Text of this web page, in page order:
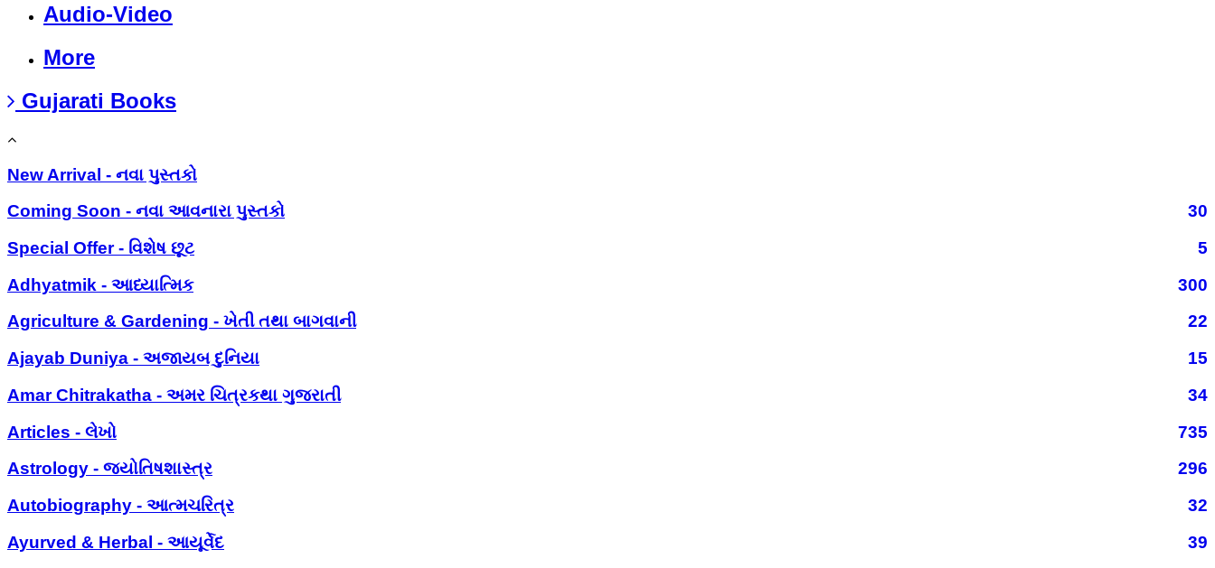
Audio-Video
More
Gujarati Books
New Arrival - નવા પુસ્તકો
Coming Soon - નવા આવનારા પુસ્તકો
30
Special Offer - વિશેષ છૂટ
5
Adhyatmik - આધ્યાત્મિક
300
Agriculture & Gardening - ખેતી તથા બાગવાની
22
Ajayab Duniya - અજાયબ દુનિયા
15
Amar Chitrakatha - અમર ચિત્રકથા ગુજરાતી
34
Articles - લેખો
735
Astrology - જ્યોતિષશાસ્ત્ર
296
Autobiography - આત્મચરિત્ર
32
Ayurved & Herbal - આયૂર્વેદ
39